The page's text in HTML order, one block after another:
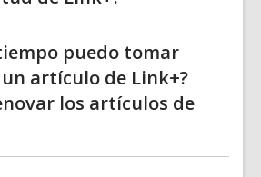
puedo tomar
artículo de Link+?
los artículos de